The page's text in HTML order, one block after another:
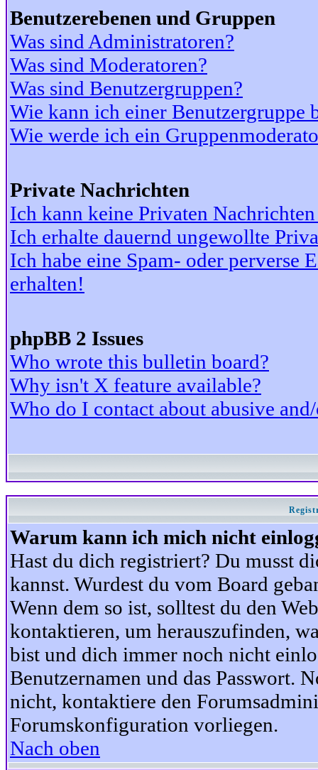
Benutzerebenen und Gruppen
Was sind Administratoren?
Was sind Moderatoren?
Was sind Benutzergruppen?
Wie kann ich einer Benutzergruppe
Wie werde ich ein
Private Nachrichten
Ich kann keine Privaten
Ich erhalte dauernd ungewollte
Ich habe eine Spam- oder perverse
erhalten!
phpBB 2 Issues
Who wrote this bulletin board?
Why isn't X feature available?
Who do I contact about abusive
Warum kann ich mich nicht
Hast du dich registriert? Du musst
kannst. Wurdest du vom Board
Wenn dem so ist, solltest du den
kontaktieren, um herauszufinden,
bist und dich immer noch nicht
Benutzernamen und das Passwort.
nicht, kontaktiere den
Forumskonfiguration vorliegen.
Nach oben